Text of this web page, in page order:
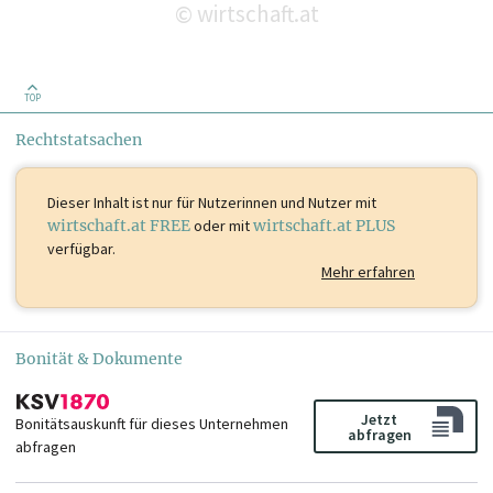
© wirtschaft.at
TOP
Rechtstatsachen
Dieser Inhalt istnur für Nutzerinnen und Nutzer mit
wirtschaft.at FREEoder mitwirtschaft.at PLUS
verfügbar.
Mehr erfahren
Bonität & Dokumente
Bonitätsauskunft für dieses Unternehmen
abfragen
Jetzt
abfragen